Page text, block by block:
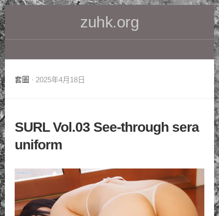
Skip
to
content
zuhk.org
套圖 · 2025年4月18日
SURL Vol.03 See-through sera
uniform